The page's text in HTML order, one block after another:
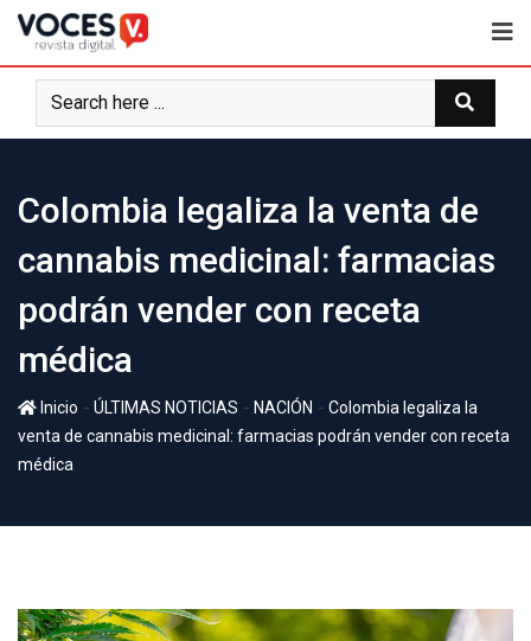
Colombia legaliza la venta de
cannabis medicinal: farmacias
podrán vender con receta
médica
Inicio - ÚLTIMAS NOTICIAS - NACIÓN - Colombia legaliza la
venta de cannabis medicinal: farmacias podrán vender con receta
médica